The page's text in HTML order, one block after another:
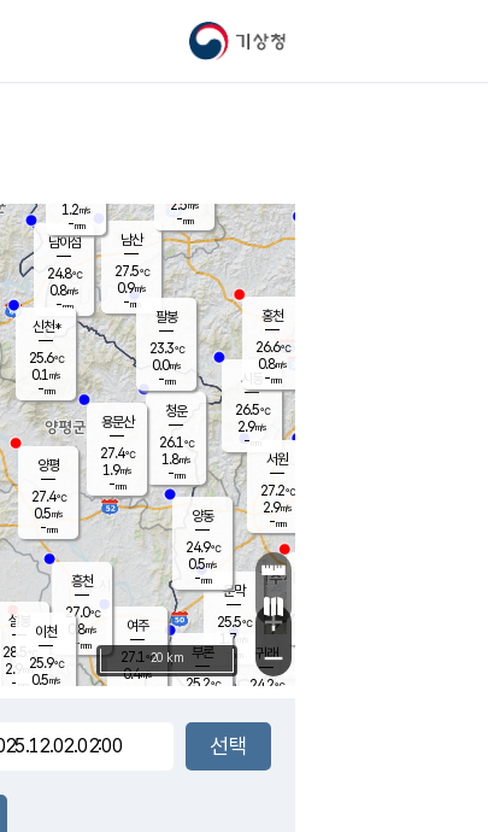
기상청
문막
25.5℃
1.7m/s
mm
남이섬
24.8℃
0.8m/s
-mm
부론
25.2℃
남산
27.5℃
0.9m/s
-mm
청운
26.1℃
1.8m/s
-mm
팔봉
23.3℃
0.0m/s
-mm
여주
27.1℃
0.4m/s
양동
24.9℃
0.5m/s
-mm
장호원
1.2m/s
-mm
신천*
25.6℃
0.1 m/s
-mm
흥천
27.0℃
0.8m/s
-mm
설봉
28.5
2.9 m/s
- mm
시동
26.5℃
2.9m/s
- mm
귀래
24.2℃
서원
27.2℃
2.9m/s
-mm
용문산
27.4℃
1.9m/s
-mm
홍천
26.6℃
0.8m/s
-mm
이천
25.9℃
0.5m/s
양평
27.4℃
0.5m/s
-mm
2.5m/s
-mm
+
−
20 km